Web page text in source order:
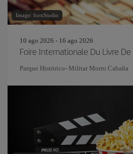
Image: fornStudio
10 ago 2026 - 16 ago 2026
Foire Internationale Du Livre De
Parque Histórico- Militar Morro Cabaña